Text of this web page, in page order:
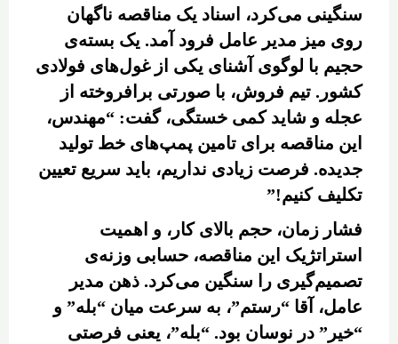
سنگینی می‌کرد، اسناد یک مناقصه ناگهان
روی میز مدیر عامل فرود آمد. یک بسته‌ی
حجیم با لوگوی آشنای یکی از غول‌های فولادی
کشور. تیم فروش، با صورتی برافروخته از
عجله و شاید کمی خستگی، گفت: “مهندس،
این مناقصه برای تامین پمپ‌های خط تولید
جدیده. فرصت زیادی نداریم، باید سریع تعیین
تکلیف کنیم!”
فشار زمان، حجم بالای کار، و اهمیت
استراتژیک این مناقصه، حسابی وزنه‌ی
تصمیم‌گیری را سنگین می‌کرد. ذهن مدیر
عامل، آقا “رستم”، به سرعت میان “بله” و
“خیر” در نوسان بود. “بله”، یعنی فرصتی